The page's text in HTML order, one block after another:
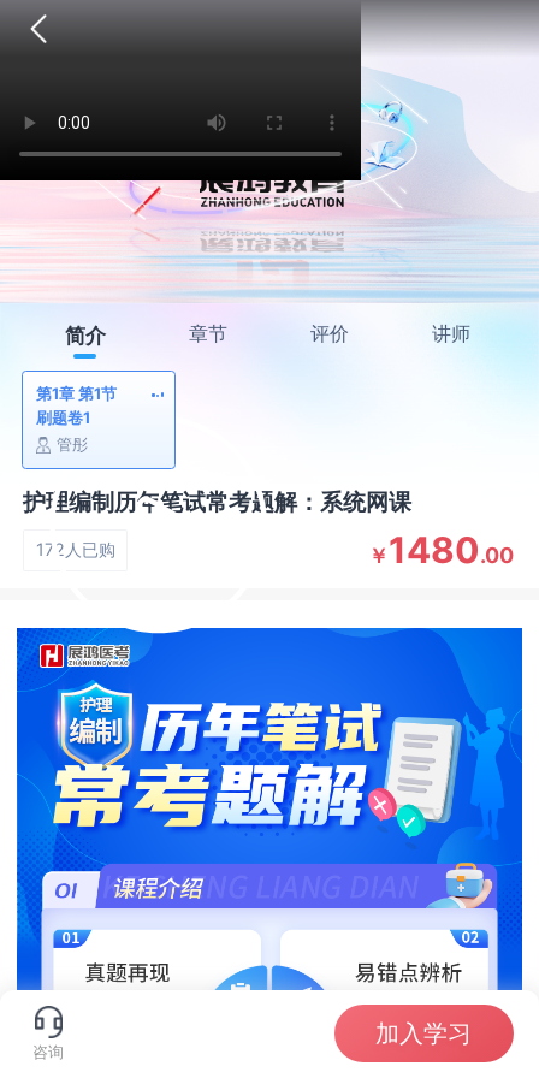
简介 章节 评价 讲师
第1章 第1节
刷题卷1
管彤
护理编制历年笔试常考题解：系统网课
172人已购 ￥ 1480.00
咨询
加入学习